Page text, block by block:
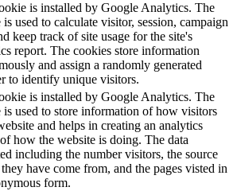
is installed by Google Analytics. The
used to calculate visitor, session, campaign
keep track of site usage for the site's
report. The cookies store information
and assign a randomly generated
to identify unique visitors.
is installed by Google Analytics. The
is used to store information of how visitors
and helps in creating an analytics
how the website is doing. The data
including the number visitors, the source
have come from, and the pages visted in
form.